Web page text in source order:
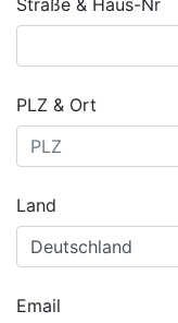
Straße & Haus-Nr
PLZ & Ort
Land
Email